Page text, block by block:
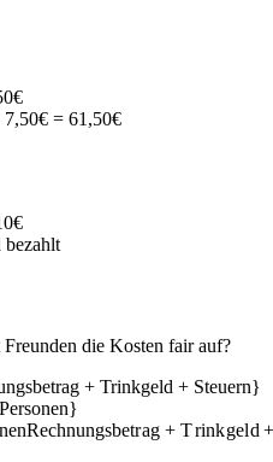
= 61,50€
die Kosten fair auf?
+ Trinkgeld + Steuern}
enRechnungsbetrag + Trinkgeld